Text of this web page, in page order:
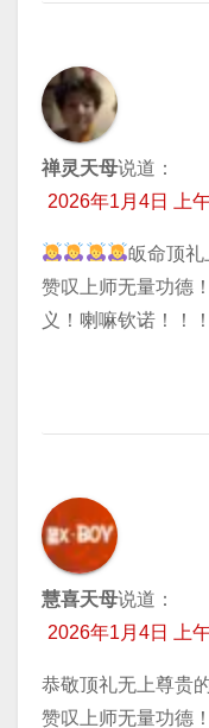
禅灵天母说道：
2026年1月4日 上
皈命顶礼
赞叹上师无量功德
义！喇嘛钦诺！！！
慧喜天母说道：
2026年1月4日 上
恭敬顶礼无上尊贵
赞叹上师无量功德